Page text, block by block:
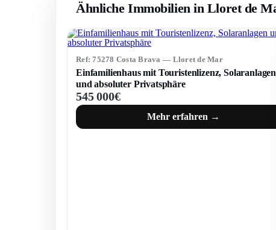
Ähnliche Immobilien in Lloret de
Ref: 75278 Costa Brava — Lloret de Mar
Einfamilienhaus mit Touristenlizenz, Solaranlagen
und absoluter Privatsphäre
545 000€
Mehr erfahren →